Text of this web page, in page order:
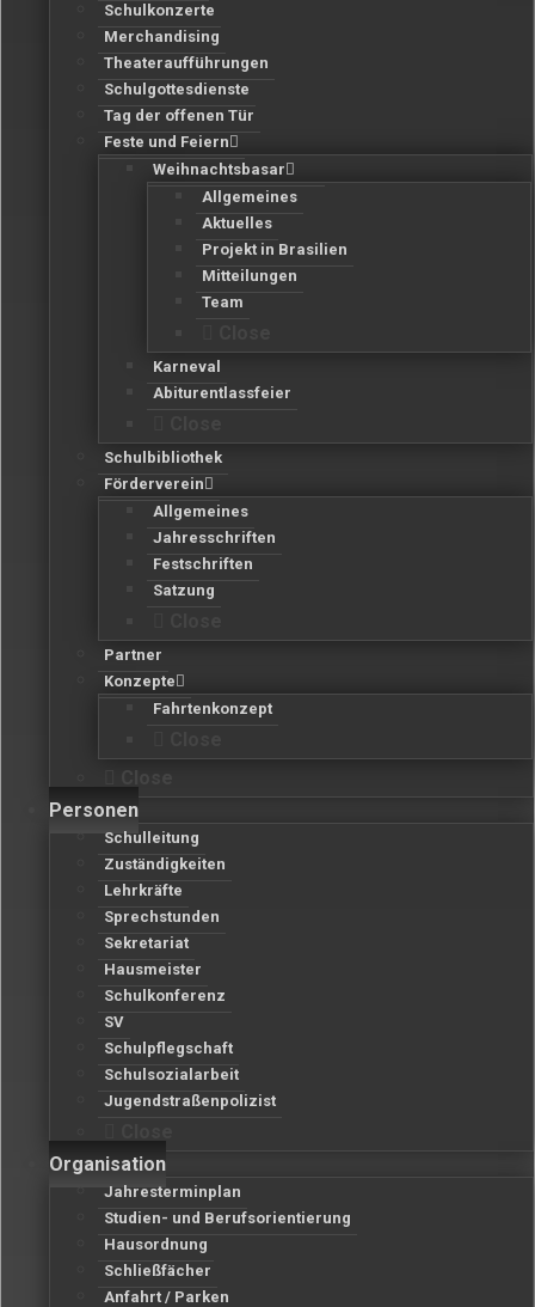
Schulkonzerte
Merchandising
Theateraufführungen
Schulgottesdienste
Tag der offenen Tür
Feste und Feiern
Weihnachtsbasar
Allgemeines
Aktuelles
Projekt in Brasilien
Mitteilungen
Team
Karneval
Abiturentlassfeier
Schulbibliothek
Förderverein
Allgemeines
Jahresschriften
Festschriften
Satzung
Partner
Konzepte
Fahrtenkonzept
Personen
Schulleitung
Zuständigkeiten
Lehrkräfte
Sprechstunden
Sekretariat
Hausmeister
Schulkonferenz
SV
Schulpflegschaft
Schulsozialarbeit
Jugendstraßenpolizist
Organisation
Jahresterminplan
Studien- und Berufsorientierung
Hausordnung
Schließfächer
Anfahrt / Parken